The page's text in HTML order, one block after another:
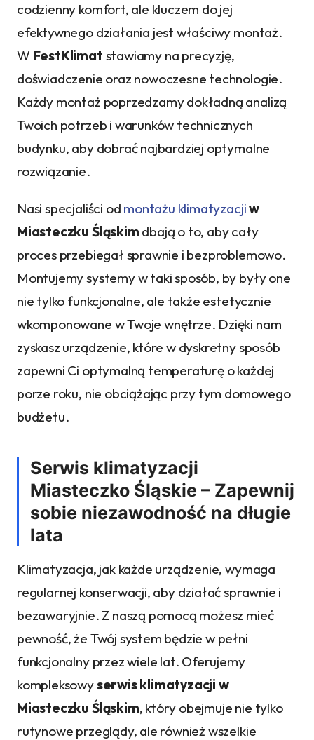
codzienny komfort, ale kluczem do jej
efektywnego działania jest właściwy montaż.
W FestKlimat stawiamy na precyzję,
doświadczenie oraz nowoczesne technologie.
Każdy montaż poprzedzamy dokładną analizą
Twoich potrzeb i warunków technicznych
budynku, aby dobrać najbardziej optymalne
rozwiązanie.
Nasi specjaliści od montażu klimatyzacjiw
Miasteczku Śląskim dbają o to, aby cały
proces przebiegał sprawnie i bezproblemowo.
Montujemy systemy w taki sposób, by były one
nie tylko funkcjonalne, ale także estetycznie
wkomponowane w Twoje wnętrze. Dzięki nam
zyskasz urządzenie, które w dyskretny sposób
zapewni Ci optymalną temperaturę o każdej
porze roku, nie obciążając przy tym domowego
budżetu.
Serwis klimatyzacji
Miasteczko Śląskie – Zapewnij
sobie niezawodność na długie
lata
Klimatyzacja, jak każde urządzenie, wymaga
regularnej konserwacji, aby działać sprawnie i
bezawaryjnie. Z naszą pomocą możesz mieć
pewność, że Twój system będzie w pełni
funkcjonalny przez wiele lat. Oferujemy
kompleksowyserwis klimatyzacji w
Miasteczku Śląskim, który obejmuje nie tylko
rutynowe przeglądy, ale również wszelkie